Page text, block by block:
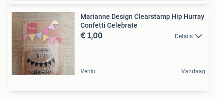
Marianne Design Clearstamp Hip Hurray
Confetti Celebrate
€ 1,00 Details
Venlo Vandaag